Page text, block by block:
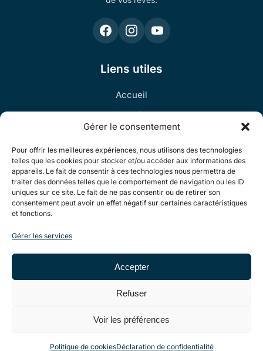
Gérer le consentement
Pour offrir les meilleures expériences, nous utilisons des technologies
telles que les cookies pour stocker et/ou accéder aux informations des
appareils. Le fait de consentir à ces technologies nous permettra de
traiter des données telles que le comportement de navigation ou les ID
uniques sur ce site. Le fait de ne pas consentir ou de retirer son
consentement peut avoir un effet négatif sur certaines caractéristiques
et fonctions.
Gérer les services
Accepter
Refuser
Voir les préférences
Politique de cookiesDéclaration de confidentialité
Liens utiles
Accueil
Produits
Informations
Politique de cookies
Création de site internet Nelty